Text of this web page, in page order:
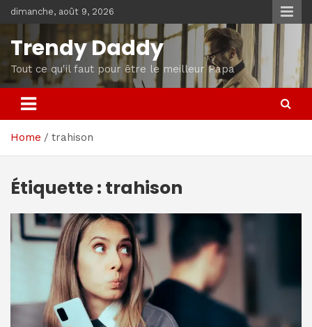
Skip
to
content
dimanche, août 9, 2026
Trendy Daddy
Tout ce qu'il faut pour être le meilleur Papa
Home trahison
Étiquette : trahison